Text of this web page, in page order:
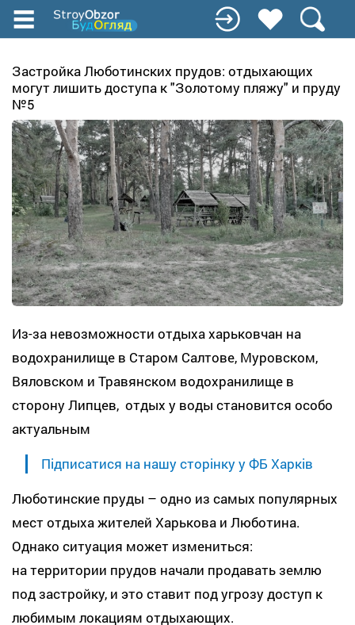
Перейти
содержанию
Застройка Люботинских прудов: отдыхающих
могут лишить доступа к "Золотому пляжу" и пруду
№5
Из-за невозможности отдыха харьковчан на
водохранилище в Старом Салтове, Муровском,
Вяловском и Травянском водохранилище в
сторону Липцев, отдых у воды становится особо
актуальным
Підписатися на нашу сторінку у ФБ Харків
Люботинские пруды – одно из самых популярных
мест отдыха жителей Харькова и Люботина.
Однако ситуация может измениться:
на территории прудов начали продавать землю
под застройку, и это ставит под угрозу доступ к
любимым локациям отдыхающих.